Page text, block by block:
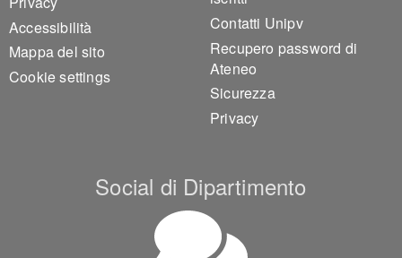
Accessibilità
Mappa del sito
Cookie settings
Contatti Unipv
Recupero password di
Ateneo
Sicurezza
Privacy
Social di Dipartimento